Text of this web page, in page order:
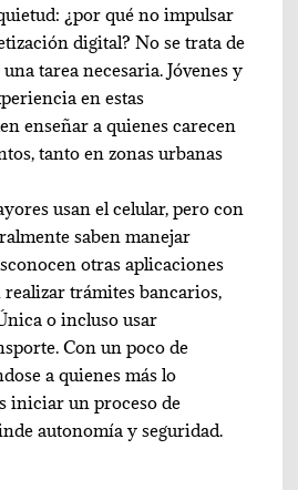
¿por qué no impulsar
digital? No se trata de
tarea necesaria. Jóvenes y
en estas
enseñar a quienes carecen
tanto en zonas urbanas
usan el celular, pero con
saben manejar
otras aplicaciones
trámites bancarios,
o incluso usar
Con un poco de
a quienes más lo
iniciar un proceso de
autonomía y seguridad.